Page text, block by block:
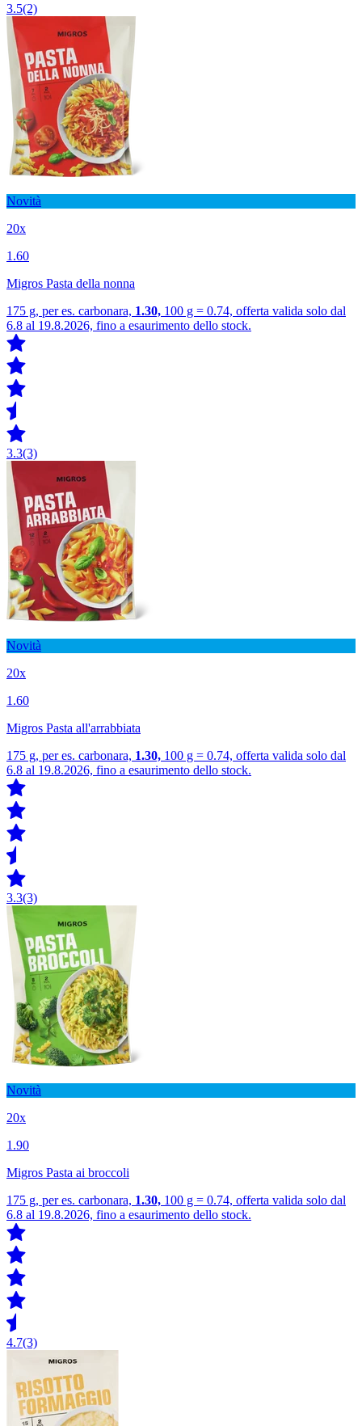
3.5(2)
Novità
20x
1.60
Migros Pasta della nonna
175 g, per es. carbonara, 1.30, 100 g = 0.74, offerta valida solo dal
6.8 al 19.8.2026, fino a esaurimento dello stock.
3.3(3)
Novità
20x
1.60
Migros Pasta all'arrabbiata
175 g, per es. carbonara, 1.30, 100 g = 0.74, offerta valida solo dal
6.8 al 19.8.2026, fino a esaurimento dello stock.
3.3(3)
Novità
20x
1.90
Migros Pasta ai broccoli
175 g, per es. carbonara, 1.30, 100 g = 0.74, offerta valida solo dal
6.8 al 19.8.2026, fino a esaurimento dello stock.
4.7(3)